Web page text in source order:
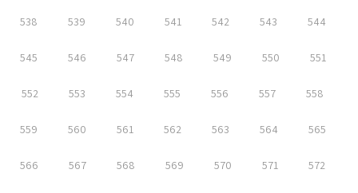
538 539 540 541 542 543 544
545 546 547 548 549 550 551
552 553 554 555 556 557 558
559 560 561 562 563 564 565
566 567 568 569 570 571 572